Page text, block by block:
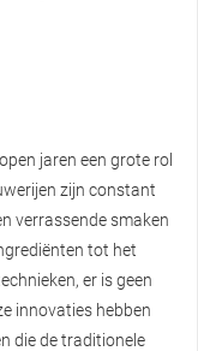
jaren een grote rol
zijn constant
verrassende smaken
tot het
er is geen
innovaties hebben
die de traditionele